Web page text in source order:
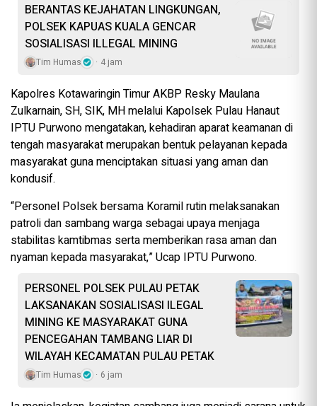
BERANTAS KEJAHATAN LINGKUNGAN,
POLSEK KAPUAS KUALA GENCAR
SOSIALISASI ILLEGAL MINING
Tim Humas 4 jam
Kapolres Kotawaringin Timur AKBP Resky Maulana
Zulkarnain, SH, SIK, MH melalui Kapolsek Pulau Hanaut
IPTU Purwono mengatakan, kehadiran aparat keamanan di
tengah masyarakat merupakan bentuk pelayanan kepada
masyarakat guna menciptakan situasi yang aman dan
kondusif.
“Personel Polsek bersama Koramil rutin melaksanakan
patroli dan sambang warga sebagai upaya menjaga
stabilitas kamtibmas serta memberikan rasa aman dan
nyaman kepada masyarakat,” Ucap IPTU Purwono.
PERSONEL POLSEK PULAU PETAK
LAKSANAKAN SOSIALISASI ILEGAL
MINING KE MASYARAKAT GUNA
PENCEGAHAN TAMBANG LIAR DI
WILAYAH KECAMATAN PULAU PETAK
Tim Humas 6 jam